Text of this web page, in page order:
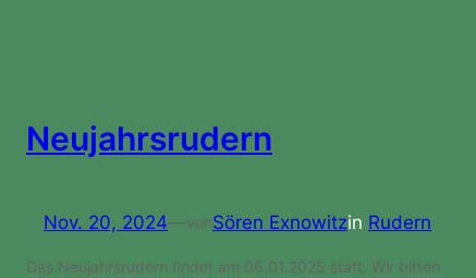
Neujahrsrudern
Nov. 20, 2024—vonSören Exnowitzin Rudern
Das Neujahrsrudern findet am 06.01.2025 statt. Wir bitten